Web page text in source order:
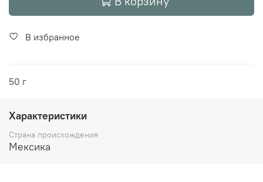
В избранное
50 г
Характеристики
Страна происхождения
Мексика